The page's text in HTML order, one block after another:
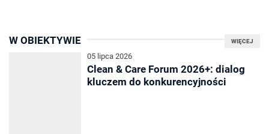
WIĘCEJ
W OBIEKTYWIE
05 lipca 2026
Clean & Care Forum 2026+: dialog
kluczem do konkurencyjności